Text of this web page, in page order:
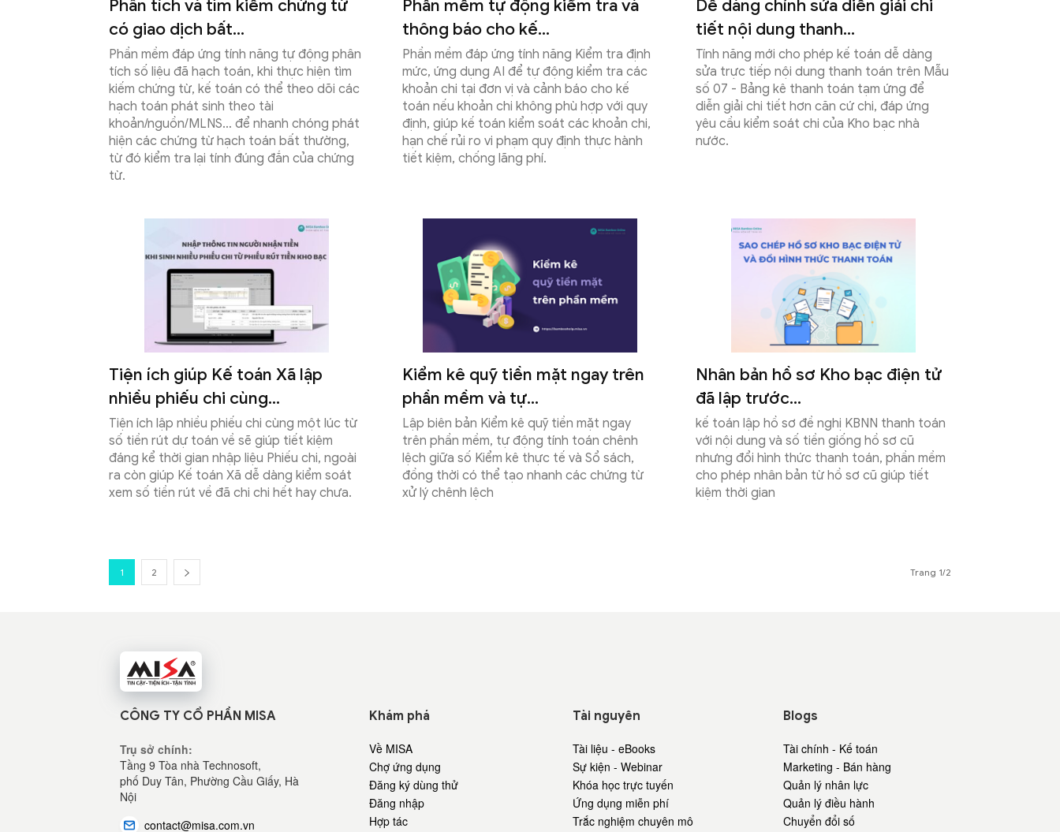
Phân tích và tìm kiếm chứng từ
có giao dịch bất...
Phần mềm đáp ứng tính năng tự động phân
tích số liệu đã hạch toán, khi thực hiện tìm
kiếm chứng từ, kế toán có thể theo dõi các
hạch toán phát sinh theo tài
khoản/nguồn/MLNS… để nhanh chóng phát
hiện các chứng từ hạch toán bất thường,
từ đó kiểm tra lại tính đúng đắn của chứng
từ.
Phần mềm tự động kiểm tra và
thông báo cho kế...
Phần mềm đáp ứng tính năng Kiểm tra định
mức, ứng dụng AI để tự động kiểm tra các
khoản chi tại đơn vị và cảnh báo cho kế
toán nếu khoản chi không phù hợp với quy
định, giúp kế toán kiểm soát các khoản chi,
hạn chế rủi ro vi phạm quy định thực hành
tiết kiệm, chống lãng phí.
Dễ dàng chỉnh sửa diễn giải chi
tiết nội dung thanh...
Tính năng mới cho phép kế toán dễ dàng
sửa trực tiếp nội dung thanh toán trên Mẫu
số 07 - Bảng kê thanh toán tạm ứng để
diễn giải chi tiết hơn căn cứ chi, đáp ứng
yêu cầu kiểm soát chi của Kho bạc nhà
nước.
Tiện ích giúp Kế toán Xã lập
nhiều phiếu chi cùng...
Tiện ích lập nhiều phiếu chi cùng một lúc từ
số tiền rút dự toán về sẽ giúp tiết kiệm
đáng kể thời gian nhập liệu Phiếu chi, ngoài
ra còn giúp Kế toán Xã dễ dàng kiểm soát
xem số tiền rút về đã chi chi hết hay chưa.
Kiểm kê quỹ tiền mặt ngay trên
phần mềm và tự...
Lập biên bản Kiểm kê quỹ tiền mặt ngay
trên phần mềm, tự động tính toán chênh
lệch giữa số Kiểm kê thực tế và Sổ sách,
đồng thời có thể tạo nhanh các chứng từ
xử lý chênh lệch
Nhân bản hồ sơ Kho bạc điện tử
đã lập trước...
kế toán lập hồ sơ đề nghị KBNN thanh toán
với nội dung và số tiền giống hồ sơ cũ
nhưng đổi hình thức thanh toán, phần mềm
cho phép nhân bản từ hồ sơ cũ giúp tiết
kiệm thời gian
1 2 Trang 1/2
CÔNG TY CỔ PHẦN MISA
Trụ sở chính:
Tầng 9 Tòa nhà Technosoft,
phố Duy Tân, Phường Cầu Giấy, Hà
Nội
contact@misa.com.vn
Khám phá
Về MISA
Chợ ứng dụng
Đăng ký dùng thử
Đăng nhập
Hợp tác
Tài nguyên
Tài liệu - eBooks
Sự kiện - Webinar
Khóa học trực tuyến
Ứng dụng miễn phí
Trắc nghiệm chuyên mô
Blogs
Tài chính - Kế toán
Marketing - Bán hàng
Quản lý nhân lực
Quản lý điều hành
Chuyển đổi số